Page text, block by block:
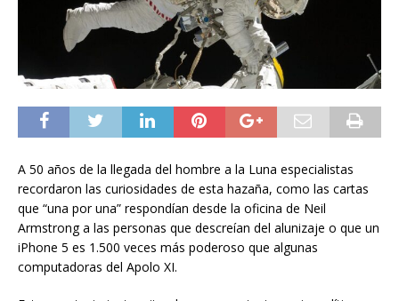
A 50 años de la llegada del hombre a la Luna especialistas
recordaron las curiosidades de esta hazaña, como las cartas
que “una por una” respondían desde la oficina de Neil
Armstrong a las personas que descreían del alunizaje o que un
iPhone 5 es 1.500 veces más poderoso que algunas
computadoras del Apolo XI.